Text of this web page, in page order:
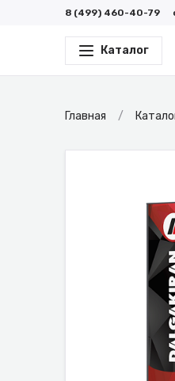
8 (499) 460-40-79
Каталог
Главная